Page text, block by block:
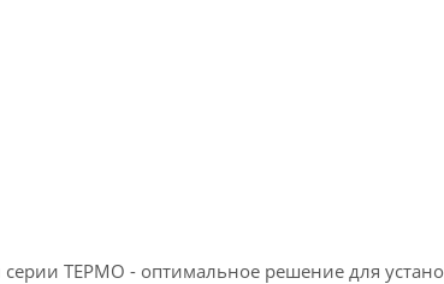
ТЕРМО - оптимальное решение для